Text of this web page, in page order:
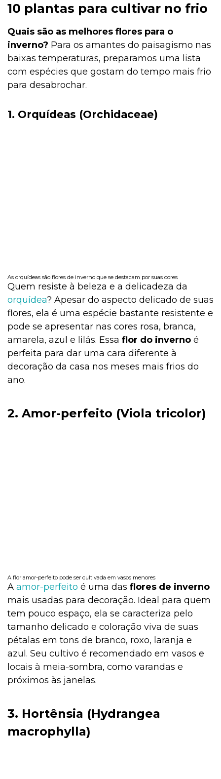
10 plantas para cultivar no frio
Quais são as melhores flores para o
inverno? Para os amantes do paisagismo nas
baixas temperaturas, preparamos uma lista
com espécies que gostam do tempo mais frio
para desabrochar.
1. Orquídeas (Orchidaceae)
As orquídeas são flores de inverno que se destacam por suas cores
Quem resiste à beleza e a delicadeza da
orquídea? Apesar do aspecto delicado de suas
flores, ela é uma espécie bastante resistente e
pode se apresentar nas cores rosa, branca,
amarela, azul e lilás. Essa flor do inverno é
perfeita para dar uma cara diferente à
decoração da casa nos meses mais frios do
ano.
2. Amor-perfeito (Viola tricolor)
A flor amor-perfeito pode ser cultivada em vasos menores
A amor-perfeito é uma das flores de inverno
mais usadas para decoração. Ideal para quem
tem pouco espaço, ela se caracteriza pelo
tamanho delicado e coloração viva de suas
pétalas em tons de branco, roxo, laranja e
azul. Seu cultivo é recomendado em vasos e
locais à meia-sombra, como varandas e
próximos às janelas.
3. Hortênsia (Hydrangea
macrophylla)